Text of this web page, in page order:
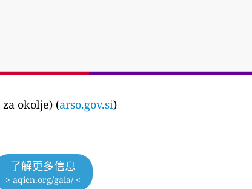
okolje) (arso.gov.si)
了解更多信息
> aqicn.org/gaia/ <